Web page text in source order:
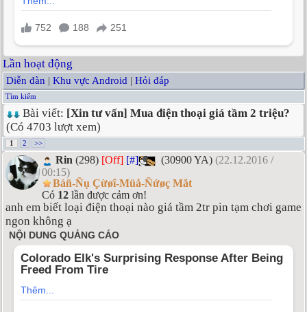
Lần hoạt động
Diễn đàn | Khu vực Android | Hỏi đáp
Tìm kiếm
Bài viết: [Xin tư vấn] Mua điện thoại giá tầm 2 triệu?
(Có 4703 lượt xem)
1 2 >>
Rin (298) [Off] [#] (30900 YA) (22.12.2016 /
00:15)
Báñ-Ñụ Çừøî-Müå-Ñứøç Mắt
Có 12 lần được cảm ơn!
anh em biết loại điện thoại nào giá tầm 2tr pin tạm chơi game
ngon không ạ